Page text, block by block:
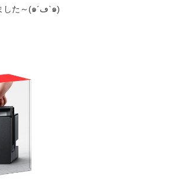
ゲーム機本体の買取価格更にUPしちゃいました～(๑´ڡ`๑)